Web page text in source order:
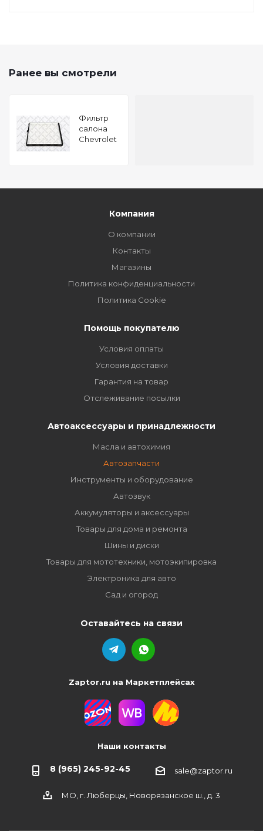
Ранее вы смотрели
Фильтр
салона
Chevrolet
Компания
О компании
Контакты
Магазины
Политика конфиденциальности
Политика Cookie
Помощь покупателю
Условия оплаты
Условия доставки
Гарантия на товар
Отслеживание посылки
Автоаксессуары и принадлежности
Масла и автохимия
Автозапчасти
Инструменты и оборудование
Автозвук
Аккумуляторы и аксессуары
Товары для дома и ремонта
Шины и диски
Товары для мототехники, мотоэкипировка
Электроника для авто
Сад и огород
Оставайтесь на связи
Zaptor.ru на Маркетплейсах
Наши контакты
8 (965) 245-92-45 sale@zaptor.ru
МО, г. Люберцы, Новорязанское ш., д. 3